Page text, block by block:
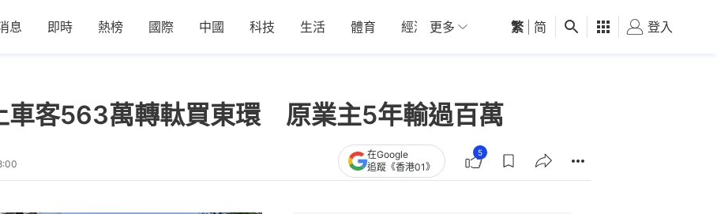
息 即時 熱榜 國際 中國 科技 生活 體育 經濟 01深圳 觀點 健康 好食玩飛
更多 繁 简 登入
車客563萬轉軚買東環 原業主5年輸過百萬
在Google
追蹤《香港01》
5